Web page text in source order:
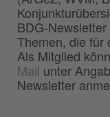
BDG-
Themen, die für
Als Mitglied
Mail unter
Newsletter